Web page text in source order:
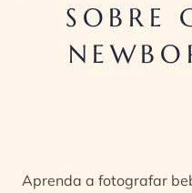
SOBRE
Aprenda a fotografar